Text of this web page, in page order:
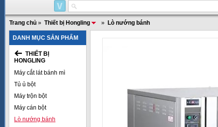
Trang chủ » Thiết bị Hongling » Lò nướng bánh
DANH MỤC SẢN PHẨM
THIẾT BỊ
HONGLING
Máy cắt lát bánh mì
Tủ ủ bột
Máy trộn bột
Máy cán bột
Lò nướng bánh